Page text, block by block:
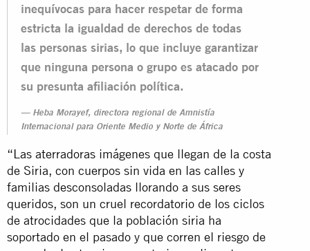
inequívocas para hacer respetar de forma
estricta la igualdad de derechos de todas
las personas sirias, lo que incluye garantizar
que ninguna persona o grupo es atacado por
su presunta afiliación política.
Heba Morayef, directora regional de Amnistía
Internacional para Oriente Medio y Norte de África
“Las aterradoras imágenes que llegan de la costa
de Siria, con cuerpos sin vida en las calles y
familias desconsoladas llorando a sus seres
queridos, son un cruel recordatorio de los ciclos
de atrocidades que la población siria ha
soportado en el pasado y que corren el riesgo de